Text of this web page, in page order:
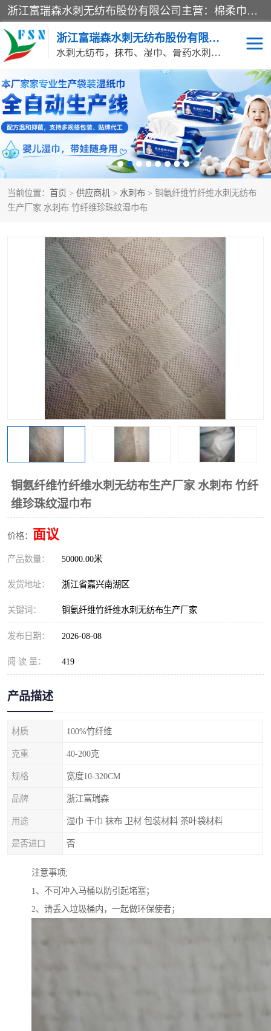
浙江富瑞森水刺无纺布股份有限公司主营：棉柔巾水刺无纺布、水刺布、水刺无纺布、膏药水刺无纺布、清洁抹布、湿巾、针刺无纺布、珍珠纹水刺无纺布、无纺布清洁抹布等产品。浙江富瑞森水刺无纺布股份有限公司积倡导由工程师全面负责生产工艺、产品质量检测的管理模式，通过ISO9001质量体系认证。
浙江富瑞森水刺无纺布股份有限公司
水刺无纺布，抹布、湿巾、膏药水刺无纺布、棉柔巾水刺无纺布、水刺布
当前位置： 首页 > 供应商机 > 水刺布 > 铜氨纤维竹纤维水刺无纺布
生产厂家 水刺布 竹纤维珍珠纹湿巾布
铜氨纤维竹纤维水刺无纺布生产厂家 水刺布 竹纤
维珍珠纹湿巾布
价格： 面议
产品数量： 50000.00米
发货地址： 浙江省嘉兴南湖区
关键词： 铜氨纤维竹纤维水刺无纺布生产厂家
发布日期： 2026-08-08
阅 读 量： 419
产品描述
材质 100%竹纤维
克重 40-200克
规格 宽度10-320CM
品牌 浙江富瑞森
用途 湿巾 干巾 抹布 卫材 包装材料 茶叶袋材料
是否进口 否
注意事项;
1、不可冲入马桶以防引起堵塞；
2、请丢入垃圾桶内，一起做环保使者；
水刺布 巴布贴水刺布
PVC革基布 无纺布清洁抹布
抗菌等功能性产品
多种清洁尘掸 珍珠纹水刺无纺布
膏药水刺无纺布 湿巾
棉柔巾水刺无纺布 印花压花复合布
水刺无纺布 地拖布
懒人抹布 清洁抹布